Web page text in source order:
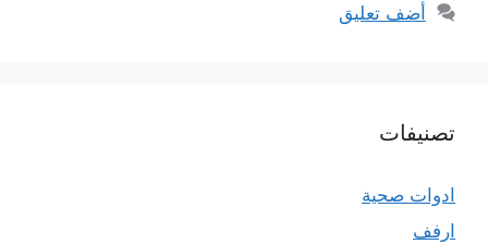
أضف تعليق
تصنيفات
ادوات صحية
ارفف